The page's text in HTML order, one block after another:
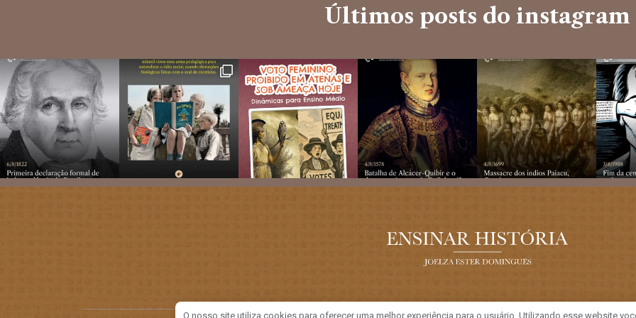
O nosso site utiliza cookies para oferecer uma melhor experiência para o usuário. Utilizando esse website
Últimos posts do instagram